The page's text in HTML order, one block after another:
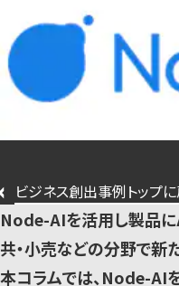
ビジネス創出事例トップ
Node-AIを活用し製品に
共・小売などの分野で新
本コラムでは、Node-AI